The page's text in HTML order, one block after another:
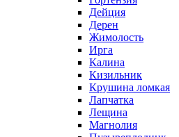
Дейция
Дерен
Жимолость
Ирга
Калина
Кизильник
Крушина ломкая
Лапчатка
Лещина
Магнолия